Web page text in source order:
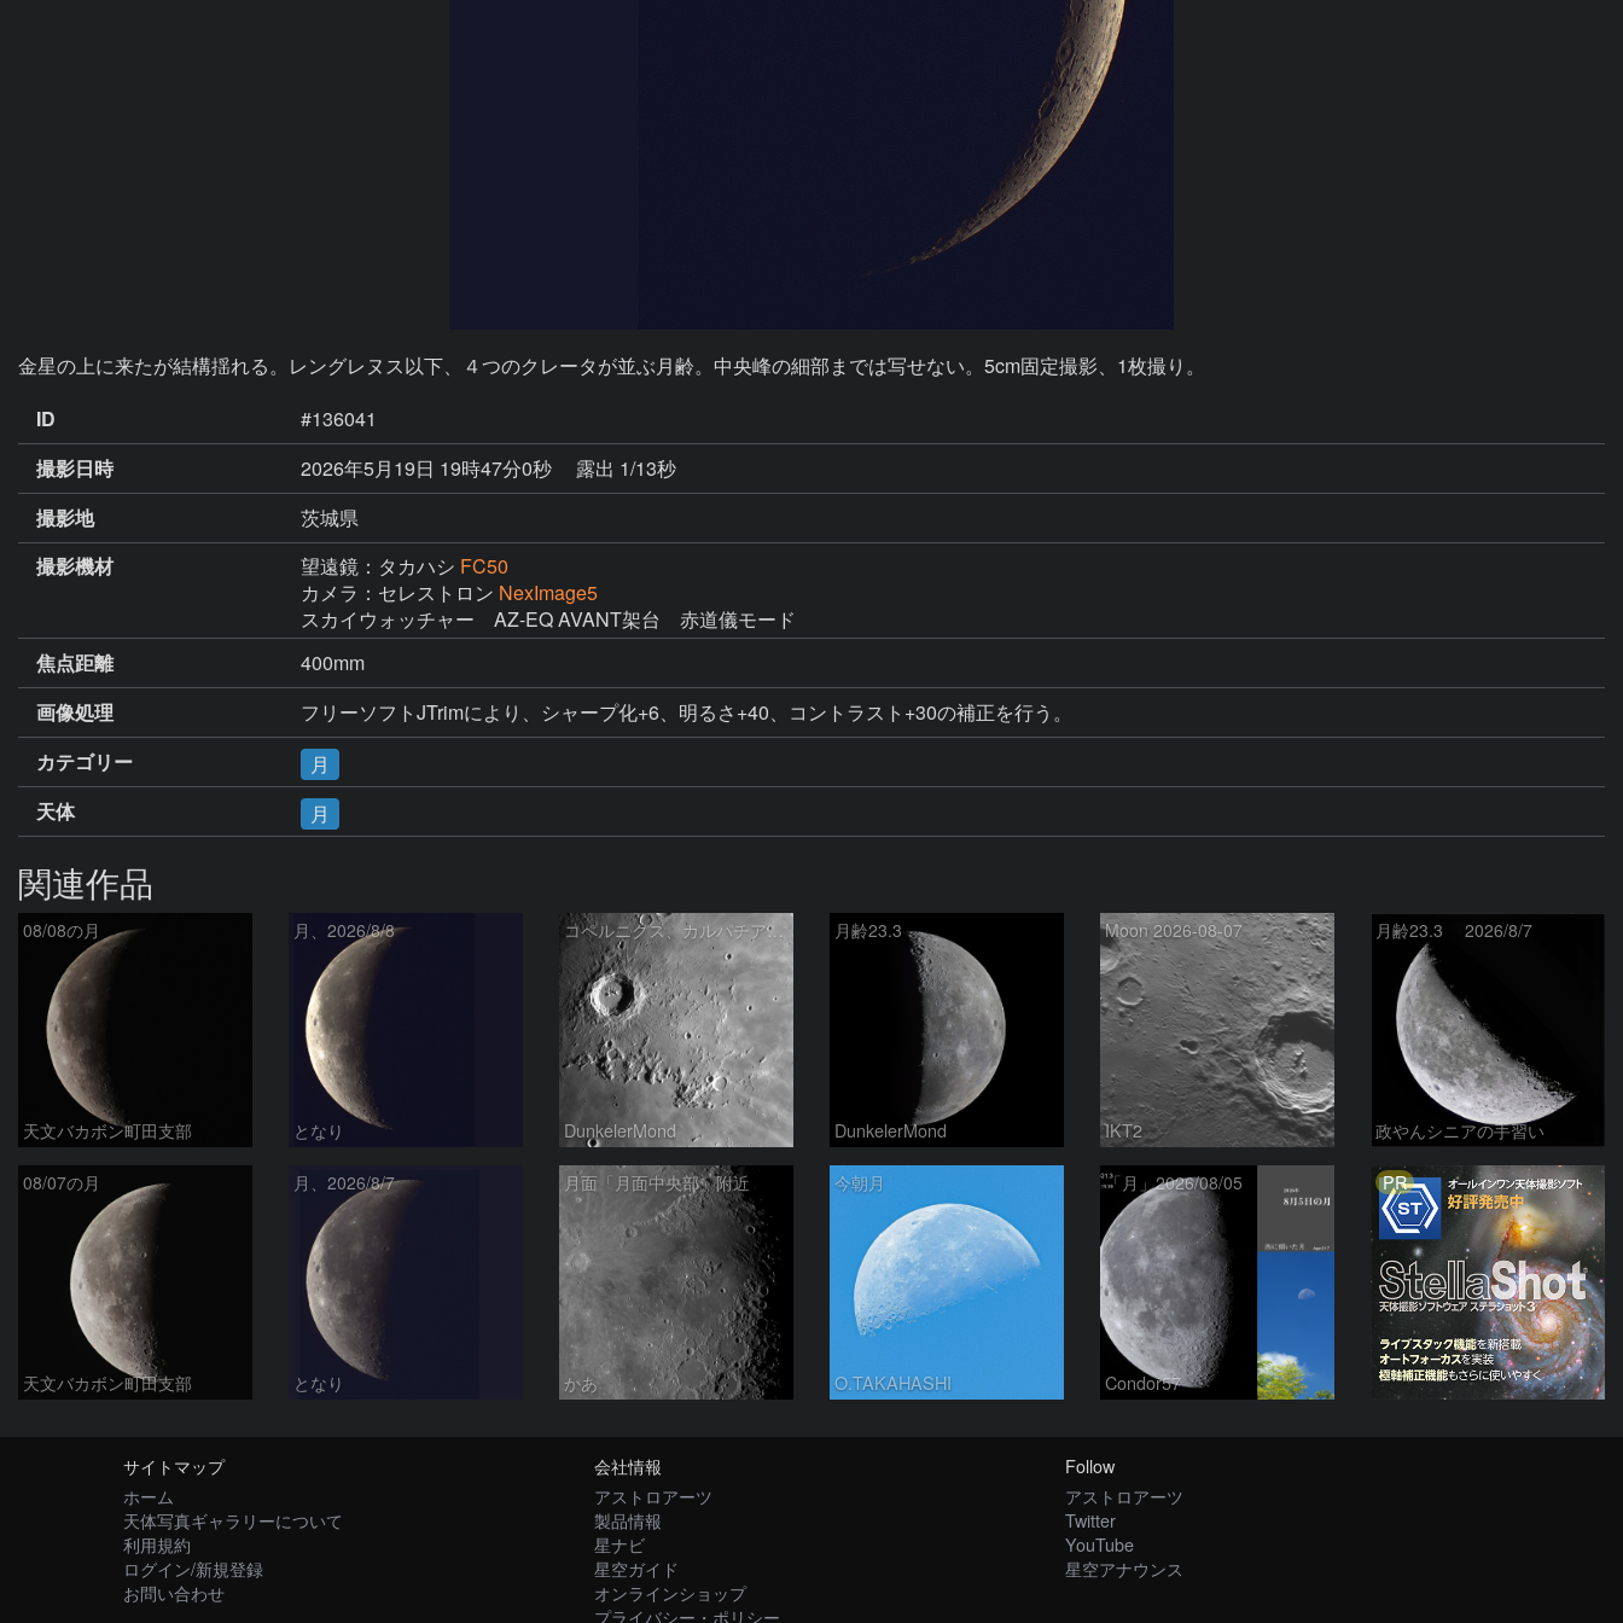
金星の上に来たが結構揺れる。レングレヌス以下、４つのクレータが並ぶ月齢。中央峰の細部までは写せない。5cm固定撮影、1枚撮り。
ID
#136041
撮影日時
2026年5月19日 19時47分0秒
露出 1/13秒
撮影地
茨城県
撮影機材
望遠鏡：タカハシ FC50
カメラ：セレストロン NexImage5
スカイウォッチャー　AZ-EQ AVANT架台　赤道儀モード
焦点距離
400mm
画像処理
フリーソフトJTrimにより、シャープ化+6、明るさ+40、コントラスト+30の補正を行う。
カテゴリー
月
天体
月
関連作品
08/08の月
天文バカボン町田支部
月、2026/8/8
となり
コペルニクス、カルパチア山脈付近
DunkelerMond
月齢23.3
DunkelerMond
Moon 2026-08-07
IKT2
月齢23.3 2026/8/7
政やんシニアの手習い
08/07の月
天文バカボン町田支部
月、2026/8/7
となり
月面「月面中央部」附近
かあ
今朝月
O.TAKAHASHI
「月」2026/08/05
Condor57
PR
サイトマップ
ホーム
天体写真ギャラリーについて
利用規約
ログイン/新規登録
お問い合わせ
会社情報
アストロアーツ
製品情報
星ナビ
星空ガイド
オンラインショップ
プライバシー・ポリシー
Follow
アストロアーツ
Twitter
YouTube
星空アナウンス